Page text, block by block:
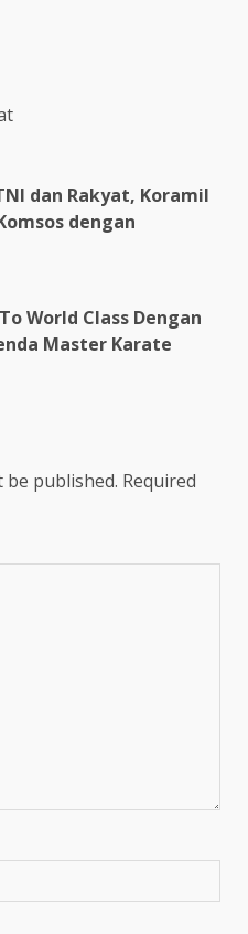
dan Rakyat, Koramil
dengan
World Class Dengan
Master Karate
be published. Required